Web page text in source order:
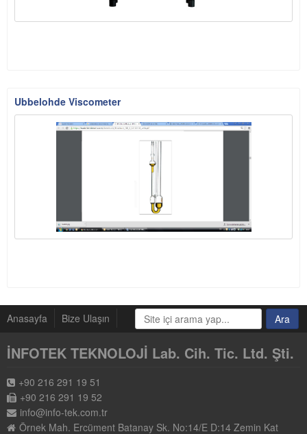
Ubbelohde Viscometer
Anasayfa Bize Ulaşın
İNFOTEK TEKNOLOJİ Lab. Cih. Tic. Ltd. Şti.
+90 216 291 19 51
+90 216 291 19 52
info@info-tek.com.tr
Örnek Mah. Ercüment Batanay Sk. No:14/E D:14 Zemin Kat